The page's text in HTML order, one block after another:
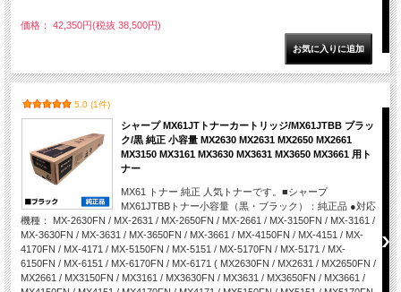
価格： 42,350円(税抜 38,500円)
5.0 (1件)
シャープ MX61JTトナーカートリッジ/MX61JTBB ブラッ
ク/黒 純正 小容量 MX2630 MX2631 MX2650 MX2661
MX3150 MX3161 MX3630 MX3631 MX3650 MX3661 用ト
ナー
MX61 トナー 純正 人気トナーです。■シャープ
MX61JTBBトナー小容量（黒・ブラック）：純正品 ●対応
機種： MX-2630FN / MX-2631 / MX-2650FN / MX-2661 / MX-3150FN / MX-3161 /
MX-3630FN / MX-3631 / MX-3650FN / MX-3661 / MX-4150FN / MX-4151 / MX-
4170FN / MX-4171 / MX-5150FN / MX-5151 / MX-5170FN / MX-5171 / MX-
6150FN / MX-6151 / MX-6170FN / MX-6171 ( MX2630FN / MX2631 / MX2650FN /
MX2661 / MX3150FN / MX3161 / MX3630FN / MX3631 / MX3650FN / MX3661 /